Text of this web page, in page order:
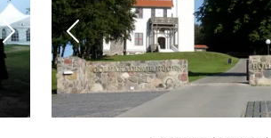
Nächstes BildVorheriges Bild